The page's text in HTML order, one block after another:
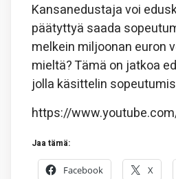
Kansanedustaja voi
päätyttyä saada
melkein miljoonan euron
mieltä? Tämä on jatkoa
jolla käsittelin
https://
Jaa tämä:
Facebook X